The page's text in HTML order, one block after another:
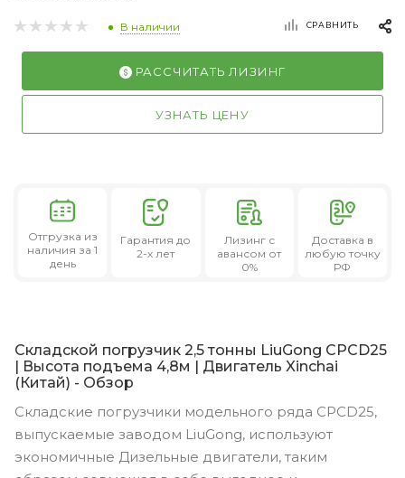
В наличии СРАВНИТЬ
РАССЧИТАТЬ ЛИЗИНГ
УЗНАТЬ ЦЕНУ
Отгрузка из
наличия за 1
день
Гарантия до
2-х лет
Лизингс
авансом от
0%
Доставка в
любую точку
РФ
Складской погрузчик 2,5 тонны LiuGong CPCD25
| Высота подъема 4,8м | Двигатель Xinchai
(Китай) - Обзор
Складские погрузчики модельного ряда CPCD25,
выпускаемые заводом LiuGong, используют
экономичные Дизельные двигатели, таким